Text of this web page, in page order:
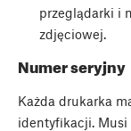
przeglądarki i
zdjęciowej.
Numer seryjny
Każda drukarka
identyfikacji. Musi